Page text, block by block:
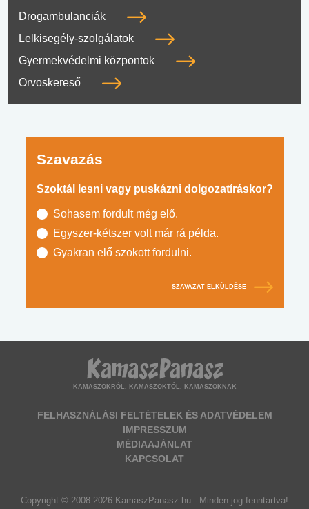
Drogambulanciák
Lelkisegély-szolgálatok
Gyermekvédelmi központok
Orvoskereső
Szavazás
Szoktál lesni vagy puskázni dolgozatíráskor?
Sohasem fordult még elő.
Egyszer-kétszer volt már rá példa.
Gyakran elő szokott fordulni.
SZAVAZAT ELKÜLDÉSE
KAMASZOKRÓL, KAMASZOKTÓL, KAMASZOKNAK
FELHASZNÁLÁSI FELTÉTELEK ÉS ADATVÉDELEM
IMPRESSZUM
MÉDIAAJÁNLAT
KAPCSOLAT
Copyright © 2008-2026 KamaszPanasz.hu - Minden jog fenntartva!